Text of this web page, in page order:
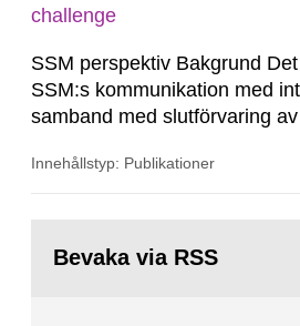
challenge
SSM perspektiv Bakgrund
SSM:s kommunikation med
samband med slutförvaring
legat på formella
tillståndsansökningar enligt
Innehållstyp: Publikationer
sida:Bevaka via RSS